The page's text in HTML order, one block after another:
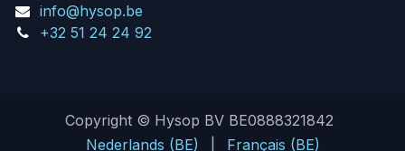
info@hysop.be
+32 51 24 24 92
Copyright © Hysop BV BE0888321842
Nederlands (BE)
Français (BE)